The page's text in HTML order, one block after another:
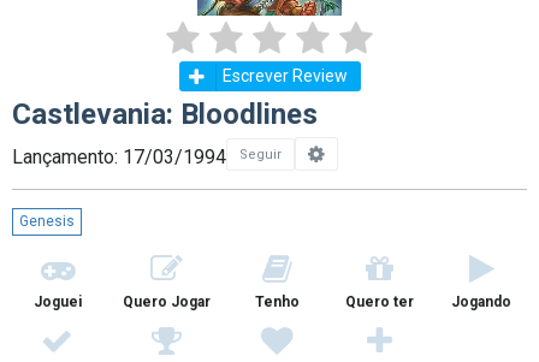
Escrever Review
Castlevania: Bloodlines
Lançamento: 17/03/1994 Seguir
Genesis
Joguei Quero Jogar Tenho Quero ter Jogando